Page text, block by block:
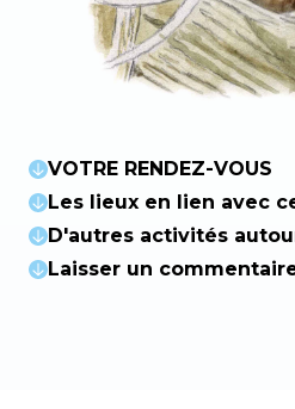
VOTRE RENDEZ-VOUS
Les lieux en lien avec
D'autres activités
Laisser un